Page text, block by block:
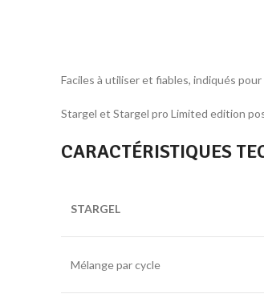
Faciles à utiliser et fiables, indiqués
Stargel et Stargel pro Limited edition
CARACTÉRISTIQUES
STARGEL
Mélange par cycle